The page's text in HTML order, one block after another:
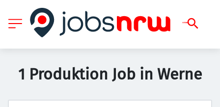
1 Produktion Job in Werne